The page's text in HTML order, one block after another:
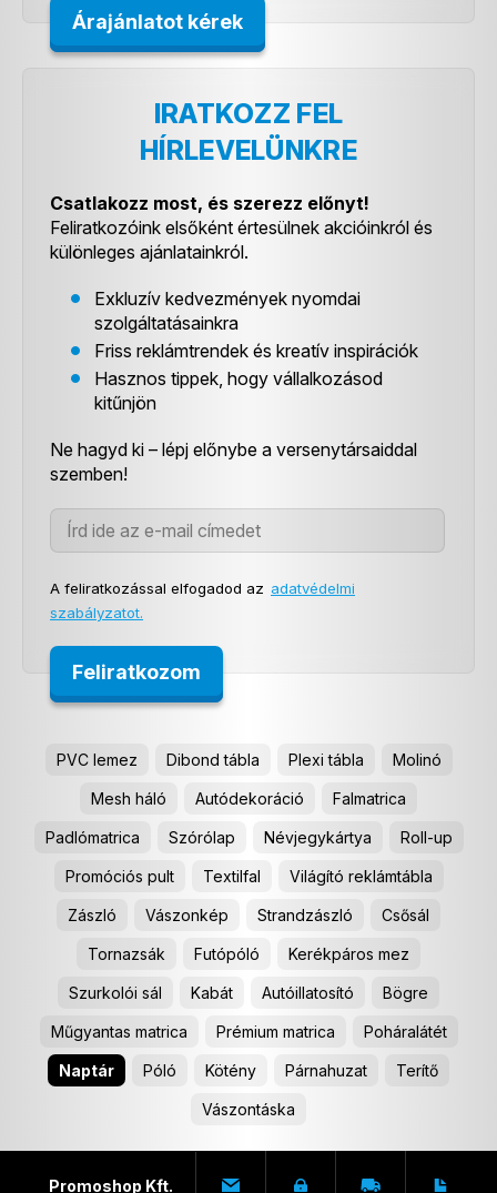
IRATKOZZ FEL
HÍRLEVELÜNKRE
Csatlakozz most, és szerezz előnyt!
Feliratkozóink elsőként értesülnek akcióinkról és
különleges ajánlatainkról.
Exkluzív kedvezmények nyomdai
szolgáltatásainkra
Friss reklámtrendek és kreatív inspirációk
Hasznos tippek, hogy vállalkozásod
kitűnjön
Ne hagyd ki – lépj előnybe a versenytársaiddal
szemben!
A feliratkozással elfogadod az adatvédelmi
szabályzatot.
PVC lemez Dibond tábla Plexi tábla Molinó
Mesh háló Autódekoráció Falmatrica
Padlómatrica Szórólap Névjegykártya Roll-up
Promóciós pult Textilfal Világító reklámtábla
Zászló Vászonkép Strandzászló Csősál
Tornazsák Futópóló Kerékpáros mez
Szurkolói sál Kabát Autóillatosító Bögre
Műgyantas matrica Prémium matrica Poháralátét
Naptár Póló Kötény Párnahuzat Terítő
Vászontáska
Promoshop Kft.